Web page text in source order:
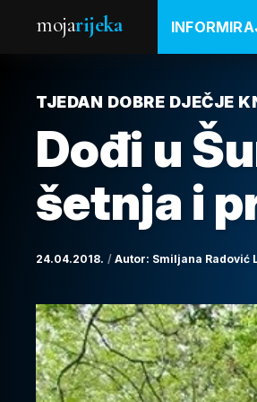
mojarijeka
TJEDAN DOBRE DJEČJE
Dođi u
šetnja i
24.04.2018. Autor: Smiljana Radović